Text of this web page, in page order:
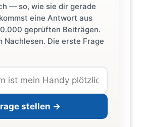
— so, wie sie dir gerade
eine Antwort aus
geprüften Beiträgen.
Nachlesen. Die erste Frage
stellen →